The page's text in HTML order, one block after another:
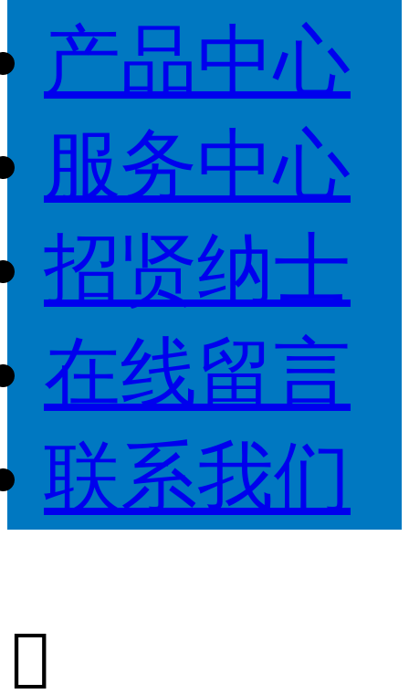
产品中心
服务中心
招贤纳士
在线留言
联系我们
